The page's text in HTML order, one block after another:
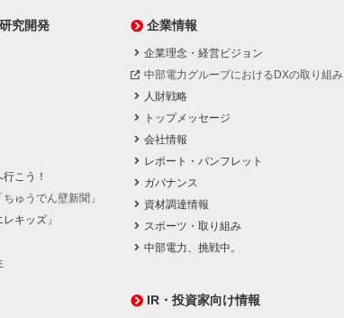
究開発
こう！
ゅうでん壁新聞」
キッズ」
企業情報
企業理念・経営ビジョン
中部電力グループにおけるDXの取り組み
人財戦略
トップメッセージ
会社情報
レポート・パンフレット
ガバナンス
資材調達情報
スポーツ・取り組み
中部電力、挑戦中。
IR・投資家向け情報